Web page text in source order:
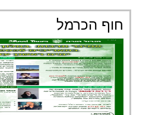
חוף הכרמל